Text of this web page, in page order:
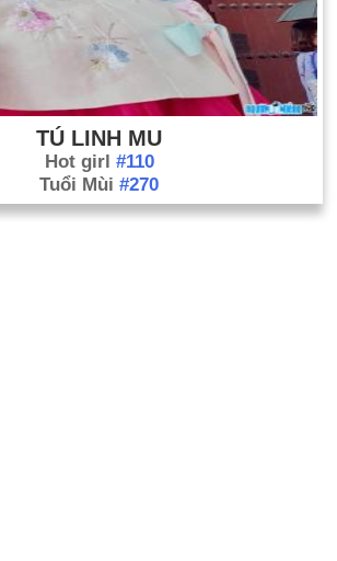
TÚ LINH MU
Hot girl #110
Tuổi Mùi #270